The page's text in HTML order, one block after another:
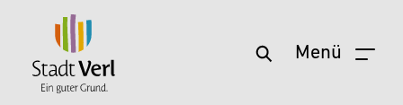
Zum Hauptinhalt springen Menü